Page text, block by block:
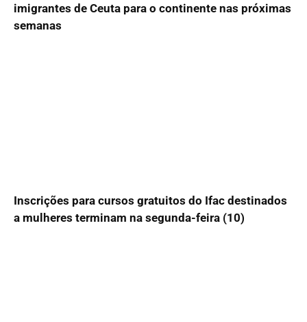
imigrantes de Ceuta para o continente nas próximas
semanas
Inscrições para cursos gratuitos do Ifac destinados
a mulheres terminam na segunda-feira (10)